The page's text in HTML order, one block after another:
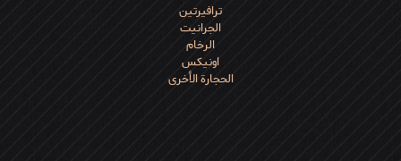
ترافیرتین
الجرانیت
الرخام
اونیکس
الحجارة الأخرى